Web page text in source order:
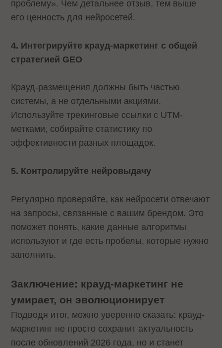
проблему». Чем детальнее отзыв, тем выше
его ценность для нейросетей.
4. Интегрируйте крауд-маркетинг с общей
стратегией GEO
Крауд-размещения должны быть частью
системы, а не отдельными акциями.
Используйте трекинговые ссылки с UTM-
метками, собирайте статистику по
эффективности разных площадок.
5. Контролируйте нейровыдачу
Регулярно проверяйте, как нейросети отвечают
на запросы, связанные с вашим брендом. Это
поможет понять, какие данные алгоритмы
используют и где есть пробелы, которые нужно
заполнить.
Заключение: крауд-маркетинг не
умирает, он эволюционирует
Подводя итог, можно уверенно сказать: крауд-
маркетинг не просто сохранит актуальность
после обновлений 2026 года, но и станет